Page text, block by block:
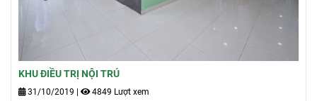
KHU ĐIỀU TRỊ NỘI TRÚ
31/10/2019 | 4849 Lượt xem